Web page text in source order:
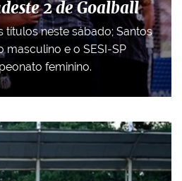
2 de Goalball
títulos neste sábado; Santos
e o SESI-SP
feminino.